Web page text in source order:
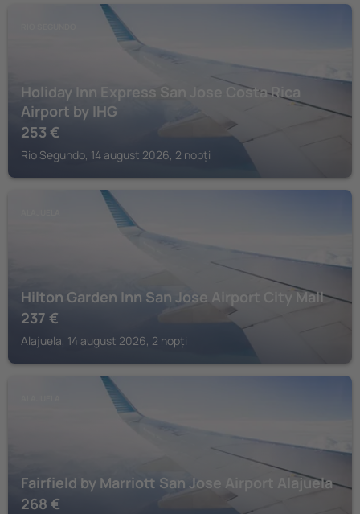
Holiday Inn Express San Jose Costa Rica
Airport by IHG
253 €
Rio Segundo, 14 august 2026, 2 nopți
Hilton Garden Inn San Jose Airport City Mall
237 €
Alajuela, 14 august 2026, 2 nopți
Fairfield by Marriott San Jose Airport Alajuela
268 €